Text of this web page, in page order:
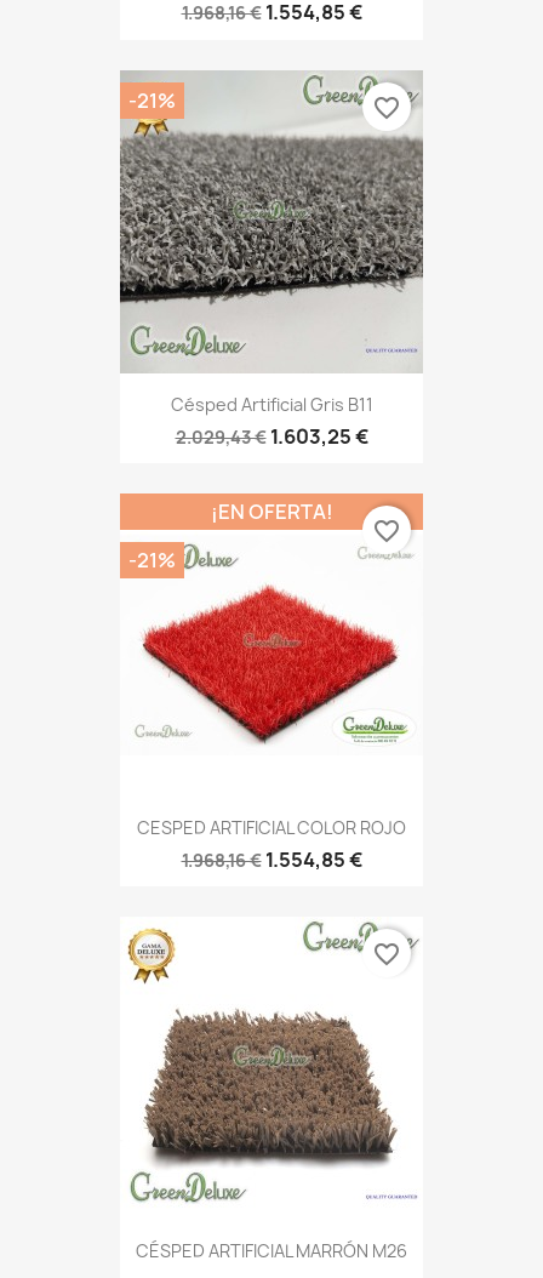
1.968,16 € 1.554,85 €
Césped Artificial Gris B11
2.029,43 € 1.603,25 €
-21% favorite_border
CESPED ARTIFICIAL COLOR ROJO
1.968,16 € 1.554,85 €
¡EN OFERTA!
-21%
favorite_border
CÉSPED ARTIFICIAL MARRÓN M26
favorite_border